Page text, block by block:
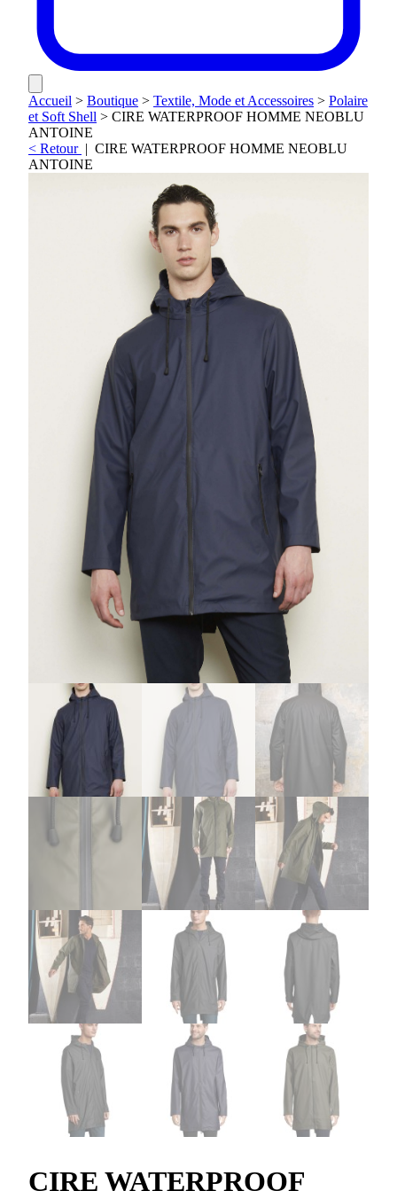
Accueil > Boutique > Textile, Mode et Accessoires > Polaire
et Soft Shell > CIRE WATERPROOF HOMME NEOBLU
ANTOINE
< Retour | CIRE WATERPROOF HOMME NEOBLU
ANTOINE
CIRE WATERPROOF